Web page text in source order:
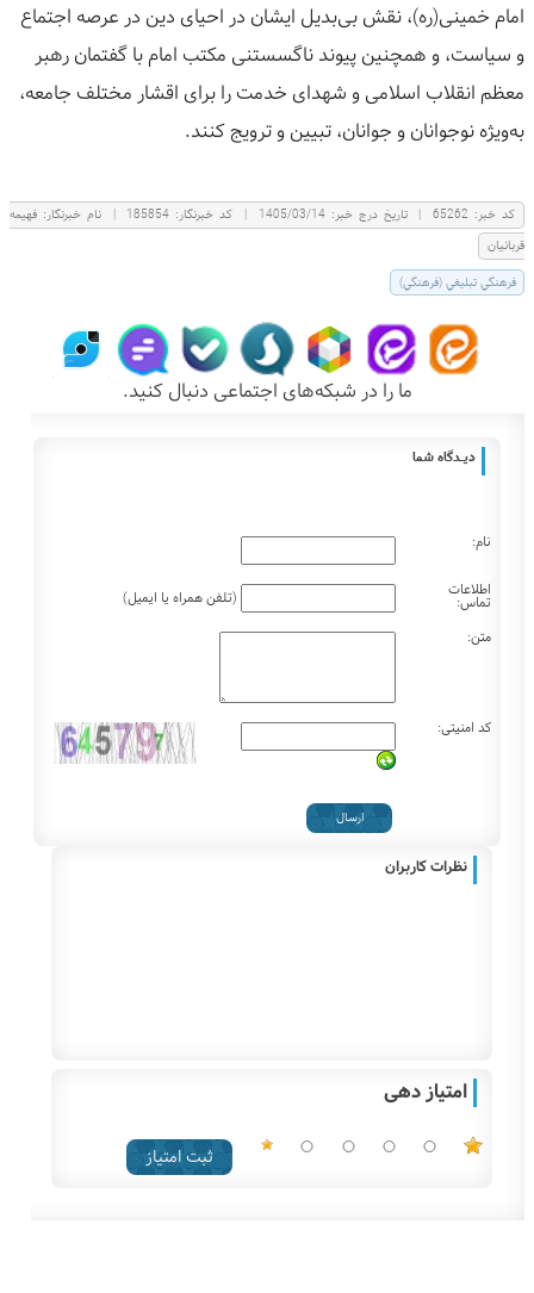
امام خمینی(ره)، نقش بی‌بدیل ایشان در احیای دین در عرصه اجتماع
و سیاست، و همچنین پیوند ناگسستنی مکتب امام با گفتمان رهبر
معظم انقلاب اسلامی و شهدای خدمت را برای اقشار مختلف جامعه،
به‌ویژه نوجوانان و جوانان، تبیین و ترویج کنند.
كد خبر: 65262
| تاریخ درج خبر:1405/03/14
| کد خبرنگار: 185854
| نام خبرنگار: فهيمه
قربانيان
فرهنگي تبليغي (فرهنگي)
ما را در شبکه‌های اجتماعی دنبال کنید.
دیـــدگاه شما
نام:
اطلاعات
تماس:
(تلفن همراه یا ایمیل)
متن:
کد امنیتی:
نظرات کاربران
امتیاز دهی